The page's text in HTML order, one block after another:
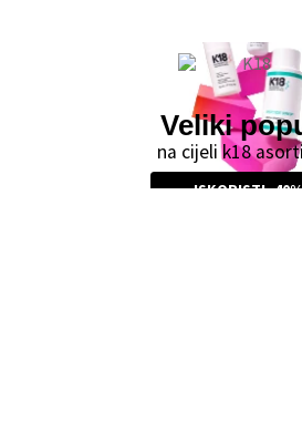
Ljetni glow
s arganovim
SAZNAJ VIŠE